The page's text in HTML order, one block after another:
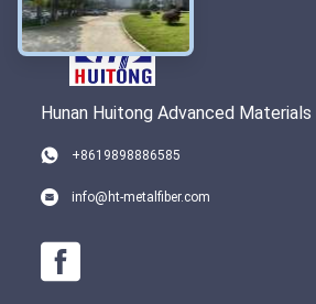
Hunan Huitong Advanced Materials
+8619898886585
info@ht-metalfiber.com